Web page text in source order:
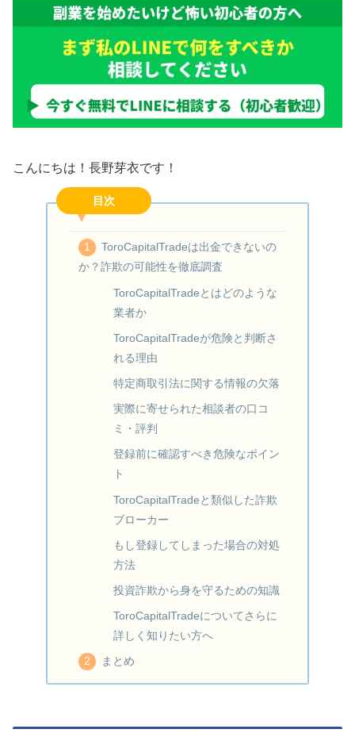
こんにちは！長野芽衣です！
目次
ToroCapitalTradeは出金できないの
か？詐欺の可能性を徹底調査
ToroCapitalTradeとはどのような
業者か
ToroCapitalTradeが危険と判断さ
れる理由
特定商取引法に関する情報の欠落
実際に寄せられた相談者の口コ
ミ・評判
登録前に確認すべき危険なポイン
ト
ToroCapitalTradeと類似した詐欺
ブローカー
もし登録してしまった場合の対処
方法
投資詐欺から身を守るための知識
ToroCapitalTradeについてさらに
詳しく知りたい方へ
まとめ